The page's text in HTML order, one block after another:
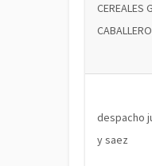
CEREALES
despacho
y saez